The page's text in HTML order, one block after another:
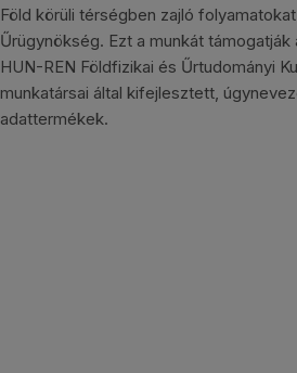
Föld körüli térségben zajló
Űrügynökség. Ezt a munkát támogatják
HUN-REN Földfizikai és Űrtudományi
munkatársai által kifejlesztett,
adattermékek.